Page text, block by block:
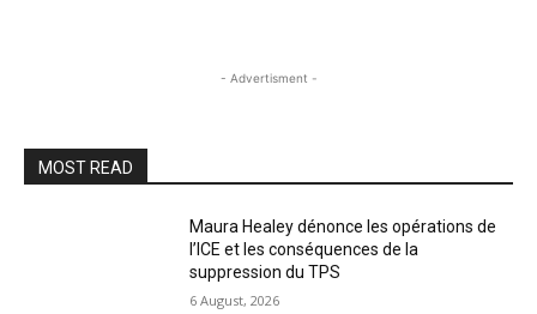
- Advertisment -
MOST READ
Maura Healey dénonce les opérations de
l’ICE et les conséquences de la
suppression du TPS
6 August, 2026